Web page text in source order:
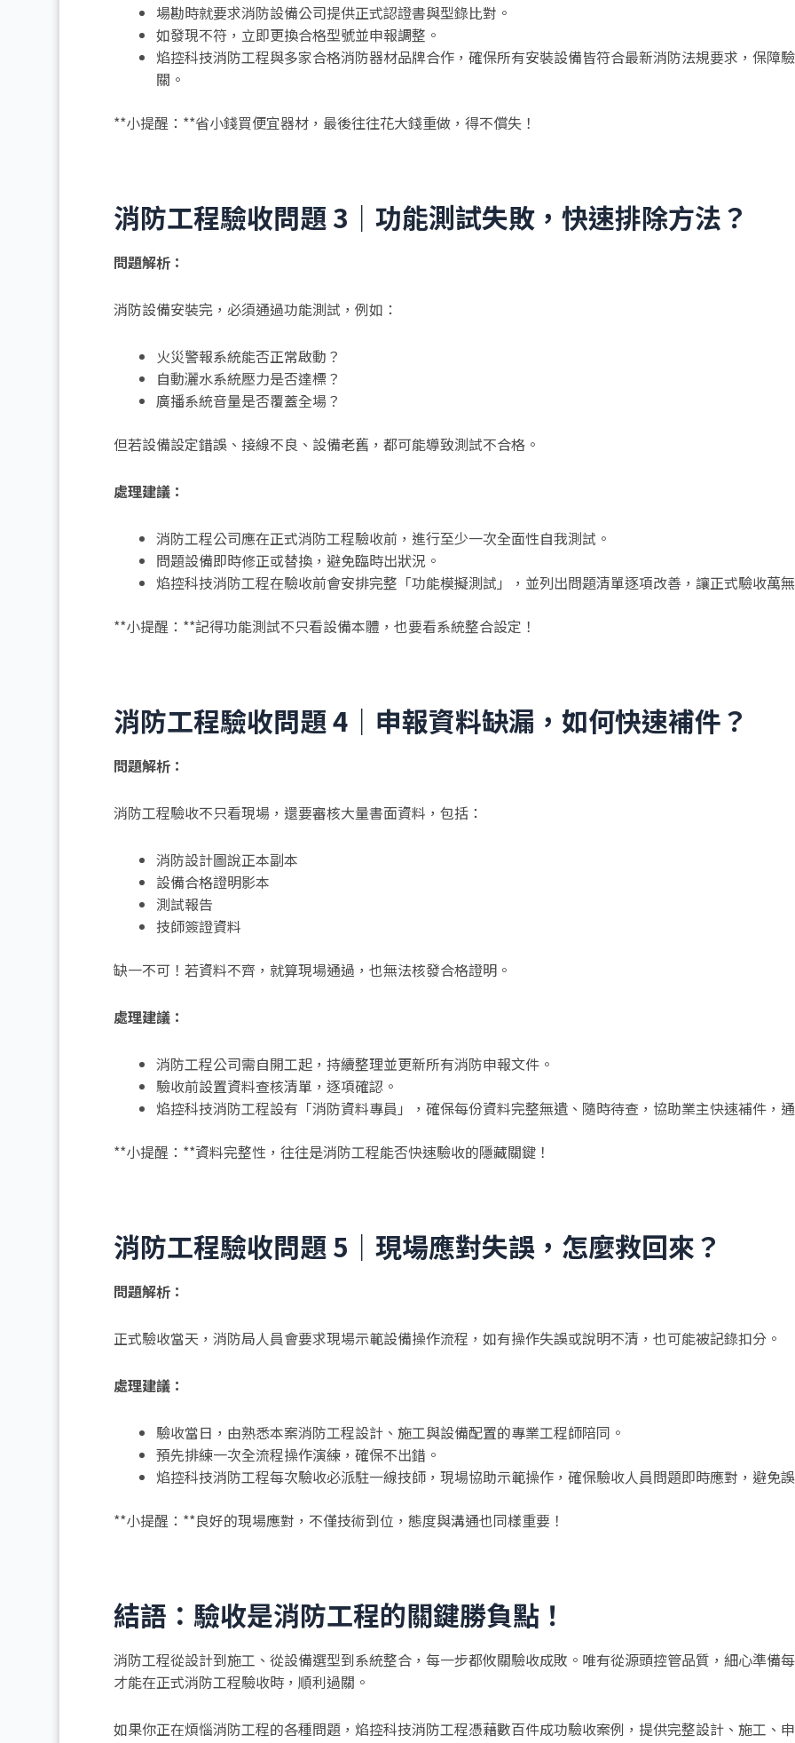
場勘時就要求消防設備公司提供正式認證書與型錄比對。
如發現不符，立即更換合格型號並申報調整。
焰控科技消防工程與多家合格消防器材品牌合作，確保所有安裝設備皆符合最新消防法規要求，保障
關。
**小提醒：**省小錢買便宜器材，最後往往花大錢重做，得不償失！
消防工程驗收問題 3｜功能測試失敗，快速排除方法？
問題解析：
消防設備安裝完，必須通過功能測試，例如：
火災警報系統能否正常啟動？
自動灑水系統壓力是否達標？
廣播系統音量是否覆蓋全場？
但若設備設定錯誤、接線不良、設備老舊，都可能導致測試不合格。
處理建議：
消防工程公司應在正式消防工程驗收前，進行至少一次全面性自我測試。
問題設備即時修正或替換，避免臨時出狀況。
焰控科技消防工程在驗收前會安排完整「功能模擬測試」，並列出問題清單逐項改善，讓正式驗收萬
**小提醒：**記得功能測試不只看設備本體，也要看系統整合設定！
消防工程驗收問題 4｜申報資料缺漏，如何快速補件？
問題解析：
消防工程驗收不只看現場，還要審核大量書面資料，包括：
消防設計圖說正本副本
設備合格證明影本
測試報告
技師簽證資料
缺一不可！若資料不齊，就算現場通過，也無法核發合格證明。
處理建議：
消防工程公司需自開工起，持續整理並更新所有消防申報文件。
驗收前設置資料查核清單，逐項確認。
焰控科技消防工程設有「消防資料專員」，確保每份資料完整無遺、隨時待查，協助業主快速補件，
**小提醒：**資料完整性，往往是消防工程能否快速驗收的隱藏關鍵！
消防工程驗收問題 5｜現場應對失誤，怎麼救回來？
問題解析：
正式驗收當天，消防局人員會要求現場示範設備操作流程，如有操作失誤或說明不清，也可能被記錄扣分。
處理建議：
驗收當日，由熟悉本案消防工程設計、施工與設備配置的專業工程師陪同。
預先排練一次全流程操作演練，確保不出錯。
焰控科技消防工程每次驗收必派駐一線技師，現場協助示範操作，確保驗收人員問題即時應對，避免
**小提醒：**良好的現場應對，不僅技術到位，態度與溝通也同樣重要！
結語：驗收是消防工程的關鍵勝負點！
消防工程從設計到施工、從設備選型到系統整合，每一步都攸關驗收成敗。唯有從源頭控管品質，細心準備
才能在正式消防工程驗收時，順利過關。
如果你正在煩惱消防工程的各種問題，焰控科技消防工程憑藉數百件成功驗收案例，提供完整設計、施工、